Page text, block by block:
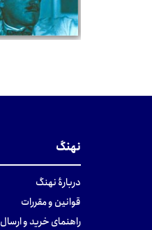
نهنگ
دربارهٔ نهنگ
قوانین و مقررات
راهنمای خرید و ارسال